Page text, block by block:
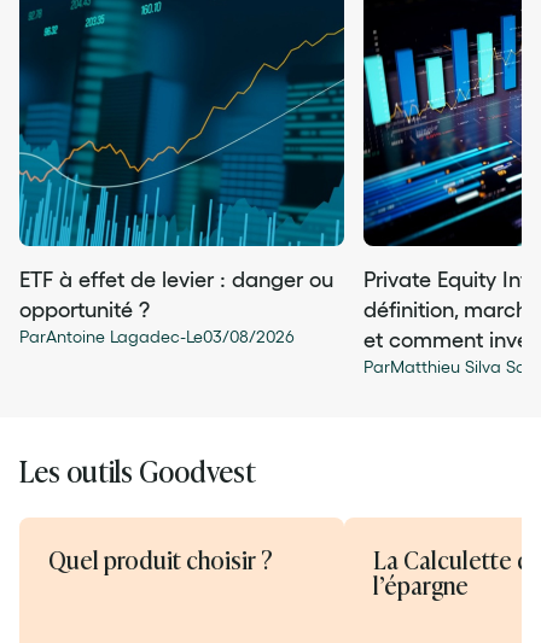
ETF à effet de levier : danger ou
opportunité ?
ParAntoine Lagadec-Le03/08/2026
Private Equity
définition,
et comment
ParMatthieu Silva
Les outils Goodvest
Quel produit choisir ? La Calculette
l’épargne